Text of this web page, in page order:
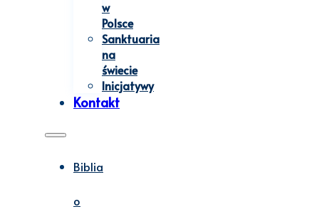
w
Polsce
Sanktuaria
na
świecie
Inicjatywy
Kontakt
Biblia
o